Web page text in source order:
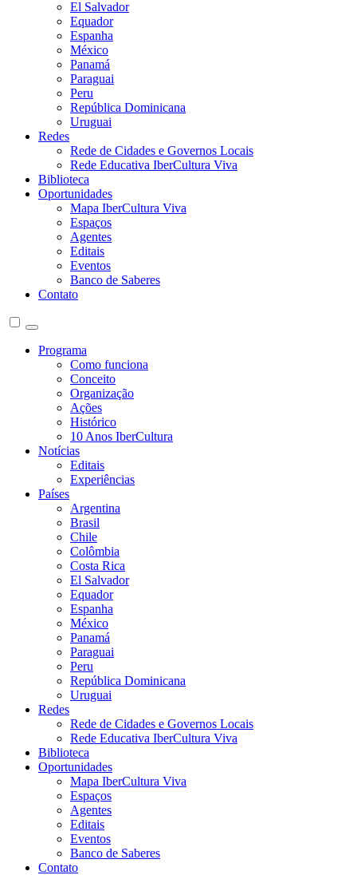
El Salvador
Equador
Espanha
México
Panamá
Paraguai
Peru
República Dominicana
Uruguai
Redes
Rede de Cidades e Governos Locais
Rede Educativa IberCultura Viva
Biblioteca
Oportunidades
Mapa IberCultura Viva
Espaços
Agentes
Editais
Eventos
Banco de Saberes
Contato
Programa
Como funciona
Conceito
Organização
Ações
Histórico
10 Anos IberCultura
Notícias
Editais
Experiências
Países
Argentina
Brasil
Chile
Colômbia
Costa Rica
El Salvador
Equador
Espanha
México
Panamá
Paraguai
Peru
República Dominicana
Uruguai
Redes
Rede de Cidades e Governos Locais
Rede Educativa IberCultura Viva
Biblioteca
Oportunidades
Mapa IberCultura Viva
Espaços
Agentes
Editais
Eventos
Banco de Saberes
Contato